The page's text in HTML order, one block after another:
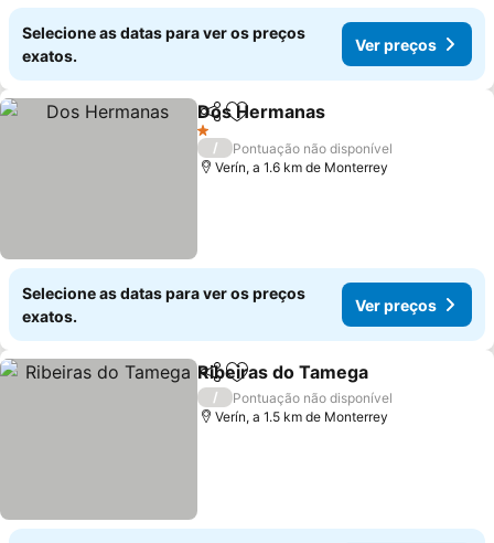
Selecione as datas para ver os preços
exatos.
Ver preços
PartilharAdicionar aos favoritos
Dos Hermanas
1 Estrelas
/
Pontuação não disponível
Verín, a 1.6 km de Monterrey
Selecione as datas para ver os preços
exatos.
Ver preços
PartilharAdicionar aos favoritos
Ribeiras do Tamega
/
Pontuação não disponível
Verín, a 1.5 km de Monterrey